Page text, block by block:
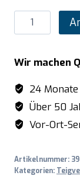
SARO
TERAMO
1
Menge
Wir machen
24 Monate
Über 50
Vor-Ort-
Artikelnummer:
Kategorien: